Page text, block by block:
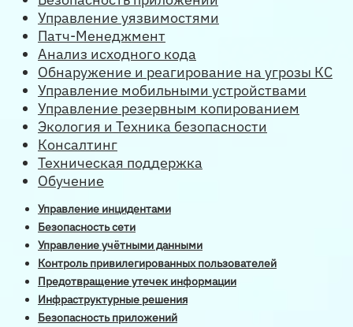
Управление уязвимостями
Патч-Менеджмент
Анализ исходного кода
Обнаружение и реагирование на угрозы КС
Управление мобильными устройствами
Управление резервным копированием
Экология и Техника безопасности
Консалтинг
Техническая поддержка
Обучение
Управление инцидентами
Безопасность сети
Управление учётными данными
Контроль привилегированных пользователей
Предотвращение утечек информации
Инфраструктурные решения
Безопасность приложений